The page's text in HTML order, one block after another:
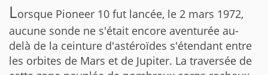
Lorsque Pioneer 10 fut lancée, le 2 mars 1972,
aucune sonde ne s'était encore aventurée au-
delà de la ceinture d'astéroïdes s'étendant entre
les orbites de Mars et de Jupiter. La traversée de